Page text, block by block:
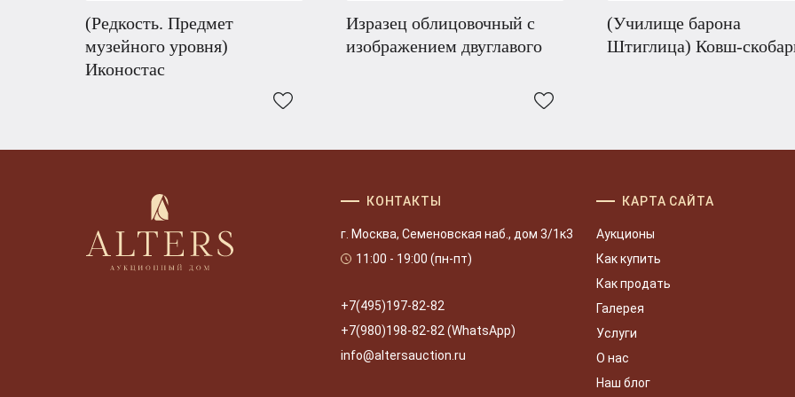
(Редкость. Предмет
музейного уровня)
Иконостас
Изразец облицовочный с
изображением двуглавого
(Училище барона
Штиглица) Ковш-
КОНТАКТЫ
г. Москва, Семеновская наб., дом 3/1к3
11:00 - 19:00 (пн-пт)
+7(495)197-82-82
+7(980)198-82-82 (WhatsApp)
info@altersauction.ru
КАРТА САЙТА
Аукционы
Как купить
Как продать
Галерея
Услуги
О нас
Наш блог